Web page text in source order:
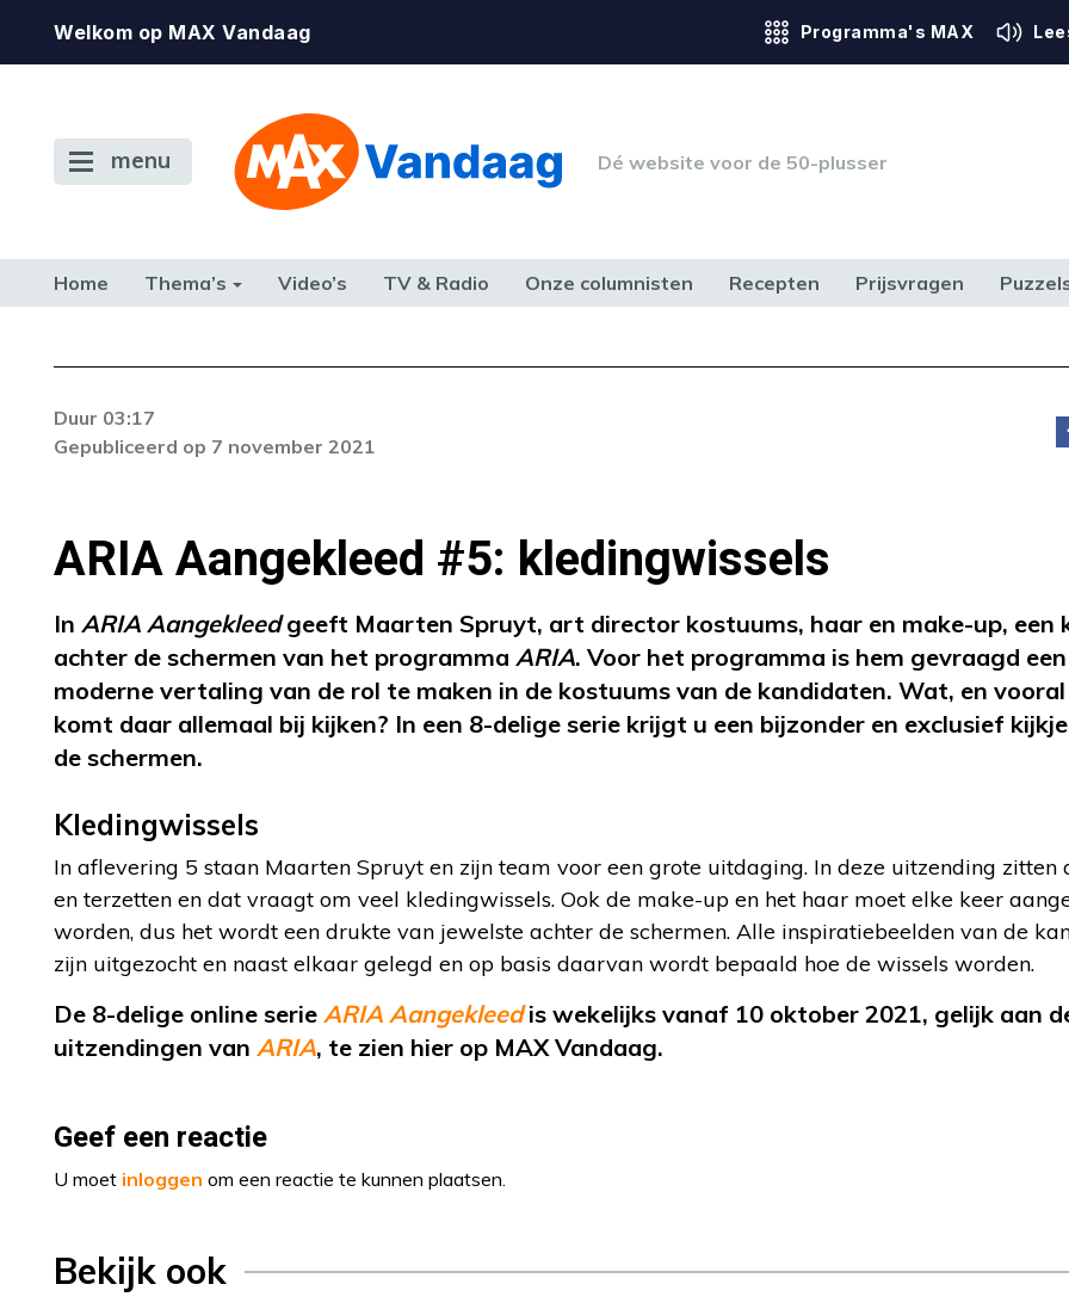
Welkom op MAX Vandaag Programma's MAX
menu Dé website voor de 50-plusser
Home Thema’s Video’s TV & Radio Onze columnisten Recepten Prijsvragen
TERUG NAAR TOEN
Duur 03:17
Gepubliceerd op 7 november 2021
ARIA Aangekleed #5: kledingwissels
In ARIA Aangekleedgeeft Maarten Spruyt, art director kostuums, haar en make-up, een
achter de schermen van het programma ARIA. Voor het programma is hem gevraagd een
moderne vertaling van de rol te maken in de kostuums van de kandidaten. Wat, en
komt daar allemaal bij kijken? In een 8-delige serie krijgt u een bijzonder en exclusief
de schermen.
Kledingwissels
In aflevering 5 staan Maarten Spruyt en zijn team voor een grote uitdaging. In deze uitzending zitten
en terzetten en dat vraagt om veel kledingwissels. Ook de make-up en het haar moet elke keer
worden, dus het wordt een drukte van jewelste achter de schermen. Alle inspiratiebeelden van de
zijn uitgezocht en naast elkaar gelegd en op basis daarvan wordt bepaald hoe de wissels worden.
De 8-delige online serie ARIA Aangekleedis wekelijks vanaf 10 oktober 2021, gelijk aan
uitzendingen van ARIA, te zien hier op MAX Vandaag.
Geef een reactie
U moet inloggen om een reactie te kunnen plaatsen.
Bekijk ook